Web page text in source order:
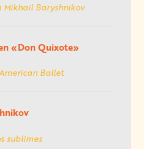
Mikhail Baryshnikov
«Don Quixote»
Ballet
sublimes